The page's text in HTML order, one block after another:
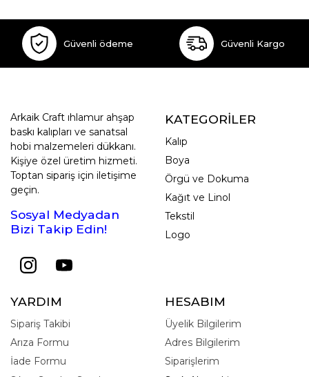
Güvenli ödeme Güvenli Kargo
Arkaik Craft ıhlamur ahşap
baskı kalıpları ve sanatsal
hobi malzemeleri dükkanı.
Kişiye özel üretim hizmeti.
Toptan sipariş için iletişime
geçin.
Sosyal Medyadan
Bizi Takip Edin!
KATEGORİLER
Kalıp
Boya
Örgü ve Dokuma
Kağıt ve Linol
Tekstil
Logo
YARDIM
Sipariş Takibi
Arıza Formu
İade Formu
HESABIM
Üyelik Bilgilerim
Adres Bilgilerim
Siparişlerim